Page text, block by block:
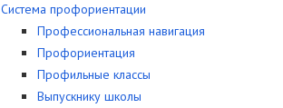
Система профориентации
Профессиональная навигация
Профориентация
Профильные классы
Выпускнику школы